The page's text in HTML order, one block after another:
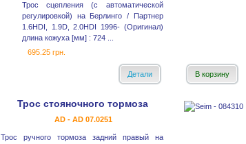
Трос сцепления (с автоматической
регулировкой) на Берлинго / Партнер
1.6HDI, 1.9D, 2.0HDI 1996- (Оригинал)
длина кожуха [мм] : 724 ...
695.25 грн.
Детали В корзину
Трос стояночного тормоза
AD - AD 07.0251
Трос ручного тормоза задний правый на